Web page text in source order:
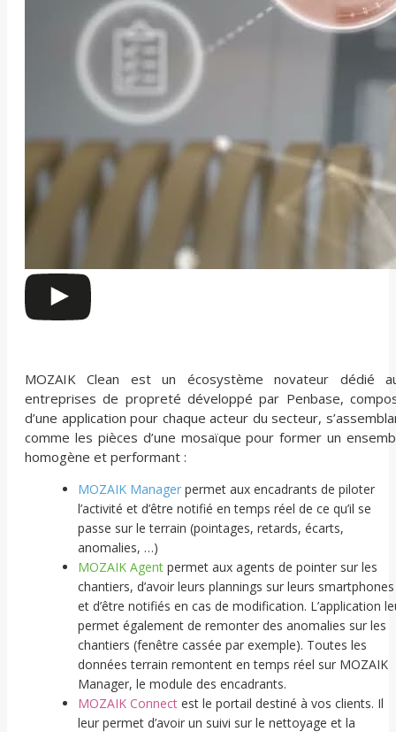
MOZAIK Clean est un écosystème novateur dédié
entreprises de propreté développé par Penbase,
d’une application pour chaque acteur du secteur,
comme les pièces d’une mosaïque pour former un
homogène et performant :
MOZAIK Manager permet aux encadrants de piloter
l’activité et d’être notifié en temps réel de ce qu’il se
passe sur le terrain (pointages, retards, écarts,
anomalies, …)
MOZAIK Agent permet aux agents de pointer sur les
chantiers, d’avoir leurs plannings sur leurs smartphones
et d’être notifiés en cas de modification. L’application
permet également de remonter des anomalies sur les
chantiers (fenêtre cassée par exemple). Toutes les
données terrain remontent en temps réel sur MOZAIK
Manager, le module des encadrants.
MOZAIK Connect est le portail destiné à vos clients. Il
leur permet d’avoir un suivi sur le nettoyage et la